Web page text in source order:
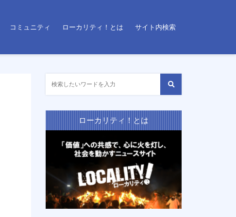
コミュニティ ローカリティ！とは サイト内検索
ローカリティ！とは